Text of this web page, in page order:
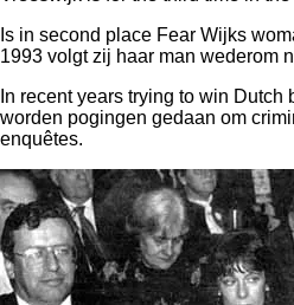
Is in second place Fear Wijks
1993 volgt zij haar man wederom
In recent years trying to win
worden pogingen gedaan om
enquêtes.